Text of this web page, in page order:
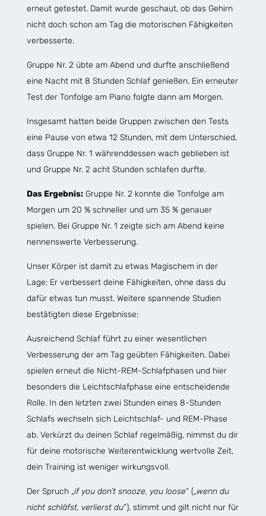
erneut getestet. Damit wurde geschaut, ob das Gehirn
nicht doch schon am Tag die motorischen Fähigkeiten
verbesserte.
Gruppe Nr. 2 übte am Abend und durfte anschließend
eine Nacht mit 8 Stunden Schlaf genießen. Ein erneuter
Test der Tonfolge am Piano folgte dann am Morgen.
Insgesamt hatten beide Gruppen zwischen den Tests
eine Pause von etwa 12 Stunden, mit dem Unterschied,
dass Gruppe Nr. 1 währenddessen wach geblieben ist
und Gruppe Nr. 2 acht Stunden schlafen durfte.
Das Ergebnis:Gruppe Nr. 2 konnte die Tonfolge am
Morgen um 20 % schneller und um 35 % genauer
spielen. Bei Gruppe Nr. 1 zeigte sich am Abend keine
nennenswerte Verbesserung.
Unser Körper ist damit zu etwas Magischem in der
Lage: Er verbessert deine Fähigkeiten, ohne dass du
dafür etwas tun musst. Weitere spannende Studien
bestätigten diese Ergebnisse:
Ausreichend Schlaf führt zu einer wesentlichen
Verbesserung der am Tag geübten Fähigkeiten. Dabei
spielen erneut die Nicht-REM-Schlafphasen und hier
besonders die Leichtschlafphase eine entscheidende
Rolle. In den letzten zwei Stunden eines 8-Stunden
Schlafs wechseln sich Leichtschlaf- und REM-Phase
ab. Verkürzt du deinen Schlaf regelmäßig, nimmst du dir
für deine motorische Weiterentwicklung wertvolle Zeit,
dein Training ist weniger wirkungsvoll.
Der Spruch „if you don’t snooze, you loose“ („wenn du
nicht schläfst, verlierst du“), stimmt und gilt nicht nur für